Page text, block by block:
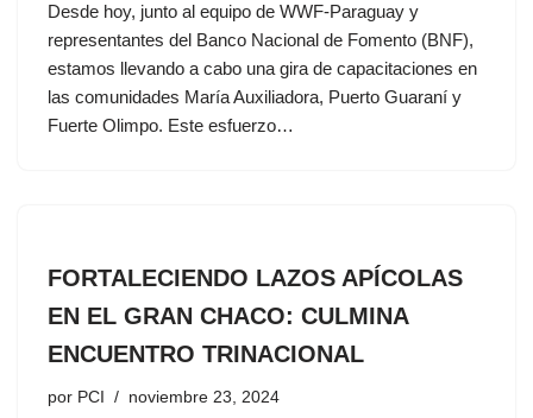
Desde hoy, junto al equipo de WWF-Paraguay y
representantes del Banco Nacional de Fomento (BNF),
estamos llevando a cabo una gira de capacitaciones en
las comunidades María Auxiliadora, Puerto Guaraní y
Fuerte Olimpo. Este esfuerzo…
FORTALECIENDO LAZOS APÍCOLAS
EN EL GRAN CHACO: CULMINA
ENCUENTRO TRINACIONAL
por PCI noviembre 23, 2024